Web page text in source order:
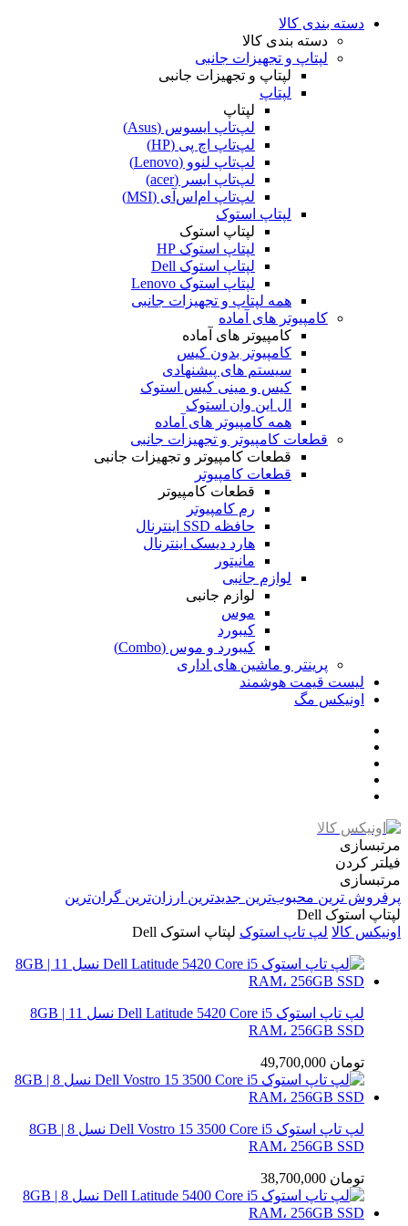
دسته بندی کالا
دسته بندی کالا
لپتاپ و تجهیزات جانبی
لپتاپ و تجهیزات جانبی
لپتاپ
لپتاپ
لپ‌تاپ ایسوس (Asus)
لپ‌تاپ اچ پی (HP)
لپ‌تاپ لنوو (Lenovo)
لپ‌تاپ ایسر (acer)
لپ‌تاپ ام‌اس‌آی (MSI)
لپتاپ استوک
لپتاپ استوک
لپتاپ استوک HP
لپتاپ استوک Dell
لپتاپ استوک Lenovo
همه لپتاپ و تجهیزات جانبی
کامپیوتر های آماده
کامپیوتر های آماده
کامپیوتر بدون کیس
سیستم های پیشنهادی
کیس و مینی کیس استوک
ال این وان استوک
همه کامپیوتر های آماده
قطعات کامپیوتر و تجهیزات جانبی
قطعات کامپیوتر و تجهیزات جانبی
قطعات کامپیوتر
قطعات کامپیوتر
رم کامپیوتر
حافظه SSD اینترنال
هارد دیسک اینترنال
مانیتور
لوازم جانبی
لوازم جانبی
موس
کیبورد
کیبورد و موس (Combo)
پرینتر و ماشین های اداری
لیست قیمت هوشمند
اونیکس مگ
مرتبسازی
فیلتر کردن
مرتبسازی
پرفروش ترین محبوب‌ترین جدیدترین ارزان‌ترین گران‌ترین
لپتاپ استوک Dell
اونیکس کالا لپ تاپ استوک لپتاپ استوک Dell
لپ تاپ استوک Dell Latitude 5420 Core i5 نسل 11 | 8GB
RAM، 256GB SSD
تومان
لپ تاپ استوک Dell Vostro 15 3500 Core i5 نسل 8 | 8GB
RAM، 256GB SSD
تومان